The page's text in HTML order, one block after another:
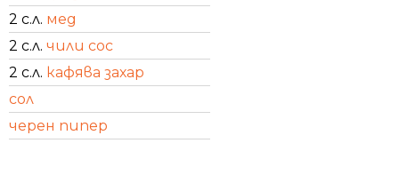
2 с.л. мед
2 с.л. чили сос
2 с.л. кафява захар
сол
черен пипер